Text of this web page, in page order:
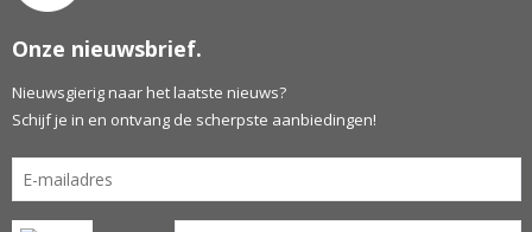
Onze nieuwsbrief.
Nieuwsgierig naar het laatste nieuws?
Schijf je in en ontvang de scherpste aanbiedingen!